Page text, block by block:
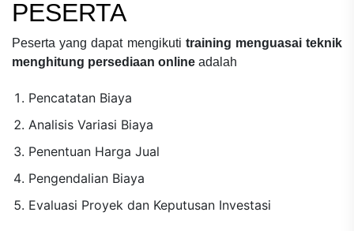
PESERTA
Peserta yang dapat mengikuti training menguasai teknik
menghitung persediaan online adalah
Pencatatan Biaya
Analisis Variasi Biaya
Penentuan Harga Jual
Pengendalian Biaya
Evaluasi Proyek dan Keputusan Investasi